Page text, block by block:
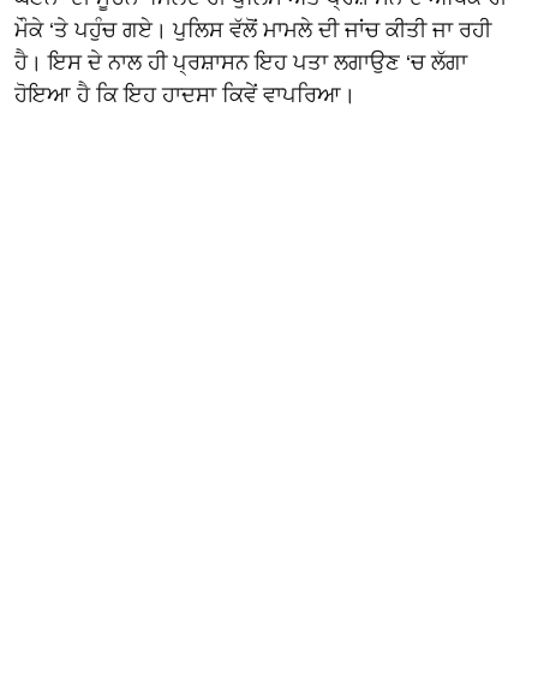
ਮੌਕੇ ‘ਤੇ ਪਹੁੰਚ ਗਏ। ਪੁਲਿਸ ਵੱਲੋਂ ਮਾਮਲੇ ਦੀ ਜਾਂਚ ਕੀਤੀ ਜਾ ਰਹੀ
ਹੈ। ਇਸ ਦੇ ਨਾਲ ਹੀ ਪ੍ਰਸ਼ਾਸਨ ਇਹ ਪਤਾ ਲਗਾਉਣ ‘ਚ ਲੱਗਾ
ਹੋਇਆ ਹੈ ਕਿ ਇਹ ਹਾਦਸਾ ਕਿਵੇਂ ਵਾਪਰਿਆ।